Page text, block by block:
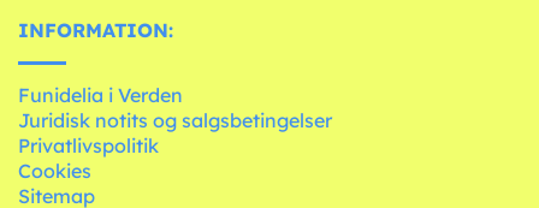
INFORMATION:
Funidelia i Verden
Juridisk notits og salgsbetingelser
Privatlivspolitik
Cookies
Sitemap